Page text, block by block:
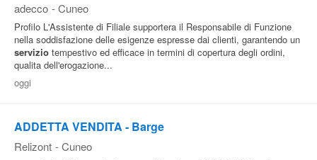
adecco - Cuneo
Profilo L'Assistente di Filiale supportera il Responsabile di Funzione
nella soddisfazione delle esigenze espresse dai clienti, garantendo un
servizio tempestivo ed efficace in termini di copertura degli ordini,
qualita dell'erogazione...
oggi
ADDETTA VENDITA - Barge
Relizont - Cuneo